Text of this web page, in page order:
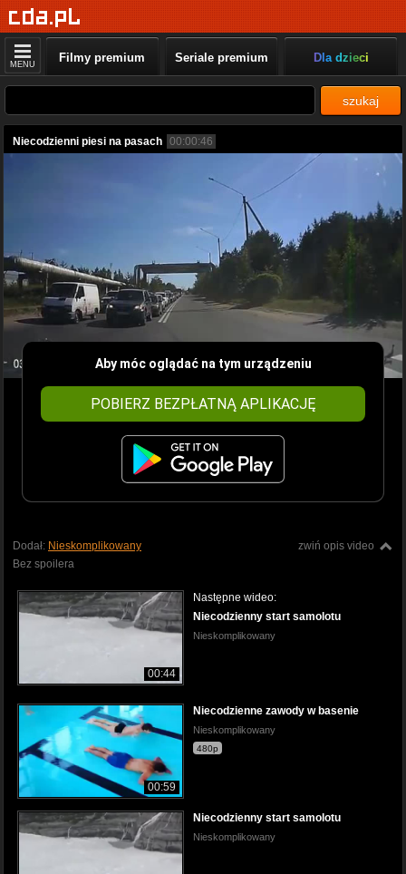
MENU Filmy premium Seriale premium Dla dzieci
szukaj
Niecodzienni piesi na pasach 00:00:46
Aby móc oglądać na tym urządzeniu
POBIERZ BEZPŁATNĄ APLIKACJĘ
zwiń opis video
Dodał: Nieskomplikowany
Bez spoilera
00:44
Następne wideo:
Niecodzienny start samolotu
Nieskomplikowany
00:59
Niecodzienne zawody w basenie
Nieskomplikowany
480p
Niecodzienny start samolotu
Nieskomplikowany